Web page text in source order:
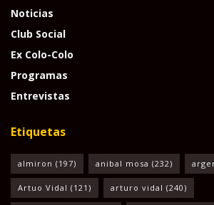
Noticias
Club Social
Ex Colo-Colo
Programas
Entrevistas
Etiquetas
almiron (197) anibal mosa (232)
Artuo Vidal (121) arturo vidal (240)